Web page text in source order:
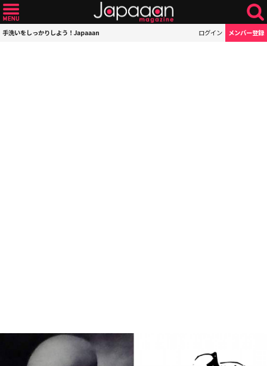
手洗いをしっかりしよう！Japaaan ログイン メンバー登録